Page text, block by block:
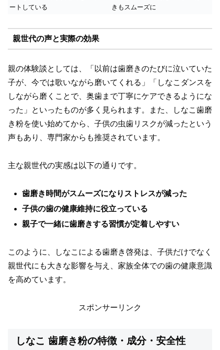
ートしている
きもスムーズに
親世代の声と実際の効果
親の体験談としては、「以前は歯磨きのたびに泣いていた
子が、今では歌いながら磨いてくれる」「しなこダンスを
しながら磨くことで、奥歯まで丁寧にケアできるようにな
った」といったものが多く見られます。また、しなこ歯磨
き粉を使い始めてから、子供の虫歯リスクが減ったという
声もあり、専門家からも推奨されています。
主な親世代の実感は以下の通りです。
歯磨き時間がスムーズになりストレスが減った
子供の歯の健康維持に役立っている
親子で一緒に歯磨きする習慣が定着しやすい
このように、しなこによる歯磨き啓発は、子供だけでなく
親世代にも大きな影響を与え、家族全体での歯の健康意識
を高めています。
スポンサーリンク
しなこ 歯磨き粉の特徴・成分・安全性